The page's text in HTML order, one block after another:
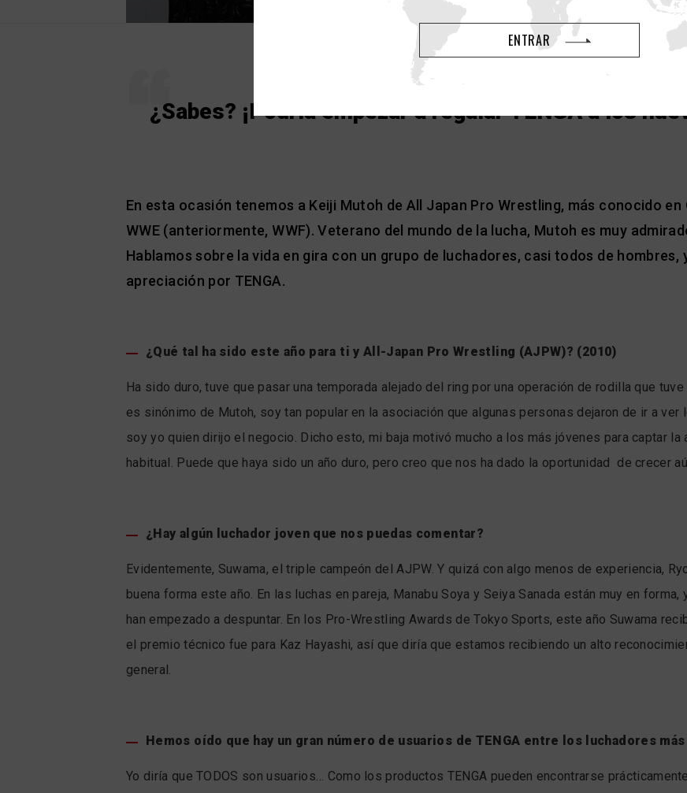
¿Sabes? ¡Podría empezar a regalar TENGA a los
En esta ocasión tenemos a Keiji Mutoh de All Japan Pro Wrestling, más conocido
WWE (anteriormente, WWF). Veterano del mundo de la lucha, Mutoh es muy
Hablamos sobre la vida en gira con un grupo de luchadores, casi todos de
apreciación por TENGA.
¿Qué tal ha sido este año para ti y All-Japan Pro Wrestling (AJPW)? (2010)
Ha sido duro, tuve que pasar una temporada alejado del ring por una operación de rodilla que
es sinónimo de Mutoh, soy tan popular en la asociación que algunas personas dejaron de ir a
soy yo quien dirijo el negocio. Dicho esto, mi baja motivó mucho a los más jóvenes para captar
habitual. Puede que haya sido un año duro, pero creo que nos ha dado la oportunidad de crecer
¿Hay algún luchador joven que nos puedas comentar?
Evidentemente, Suwama, el triple campeón del AJPW. Y quizá con algo menos de experiencia,
buena forma este año. En las luchas en pareja, Manabu Soya y Seiya Sanada están muy en
han empezado a despuntar. En los Pro-Wrestling Awards de Tokyo Sports, este año Suwama
el premio técnico fue para Kaz Hayashi, así que diría que estamos recibiendo un alto
general.
Hemos oído que hay un gran número de usuarios de TENGA entre los luchadores
Yo diría que TODOS son usuarios… Como los productos TENGA pueden encontrarse
ENTRAR